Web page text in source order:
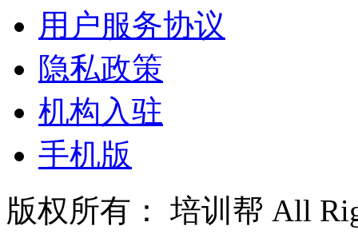
用户服务协议
隐私政策
机构入驻
手机版
版权所有： 培训帮 All